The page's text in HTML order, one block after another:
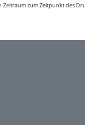
zum Zeitpunkt des